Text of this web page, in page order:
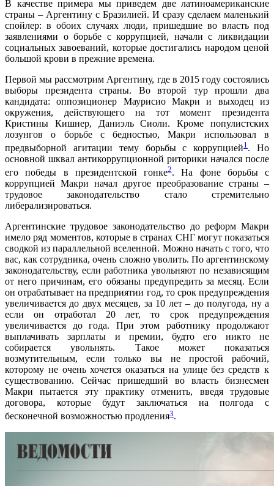
В качестве примера мы приведем две латиноамериканские
страны – Аргентину с Бразилией. И сразу сделаем маленький
спойлер: в обоих случаях люди, пришедшие во власть под
заявлениями о борьбе с коррупцией, начали с ликвидации
социальных завоеваний, которые достигались народом ценой
большой крови в прежние времена.
Первой мы рассмотрим Аргентину, где в 2015 году состоялись
выборы президента страны. Во второй тур прошли два
кандидата: оппозиционер Маурисио Макри и выходец из
окружения, действующего на тот момент президента
Кристины Кишнер, Даниэль Сиоли. Кроме популистских
лозунгов о борьбе с бедностью, Макри использовал в
предвыборной агитации тему борьбы с коррупцией1 . Но
основной шквал антикоррупционной риторики начался после
его победы в президентской гонке2. На фоне борьбы с
коррупцией Макри начал другое преобразование страны –
трудовое законодательство стало стремительно
либерализироваться.
Аргентинские трудовое законодательство до реформ Макри
имело ряд моментов, которые в странах СНГ могут показаться
сводкой из параллельной вселенной. Можно начать с того, что
вас, как сотрудника, очень сложно уволить. По аргентинскому
законодательству, если работника увольняют по независящим
от него причинам, его обязаны предупредить за месяц. Если
он отрабатывает на предприятии год, то срок предупреждения
увеличивается до двух месяцев, за 10 лет – до полугода, ну а
если он отработал 20 лет, то срок предупреждения
увеличивается до года. При этом работнику продолжают
выплачивать зарплаты и премии, будто его никто не
собирается увольнять. Такое может показаться
возмутительным, если только вы не простой рабочий,
которому не очень хочется оказаться на улице без средств к
существованию. Сейчас пришедший во власть бизнесмен
Макри пытается эту практику отменить, введя трудовые
договора, которые будут заключаться на полгода с
бесконечной возможностью продления3.